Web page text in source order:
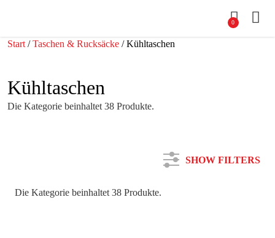
0
Start /Taschen & Rucksäcke / Kühltaschen
Kühltaschen
Die Kategorie beinhaltet 38 Produkte.
SHOW FILTERS
Die Kategorie beinhaltet 38 Produkte.